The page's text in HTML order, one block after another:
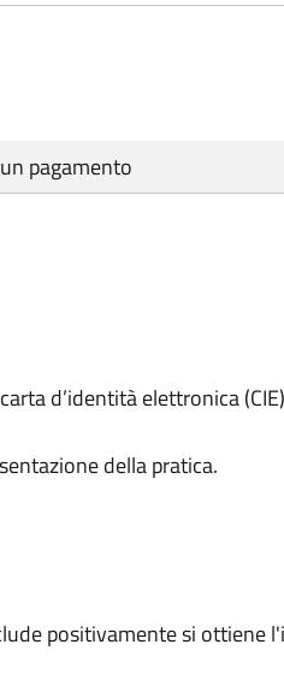
pagamento
d’identità elettronica
della pratica.
positivamente si ottiene